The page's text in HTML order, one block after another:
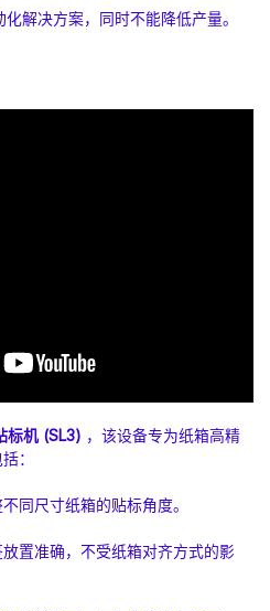
解决方案，同时不能降低产量。
标机 (SL3) ，该设备专为纸箱高精
：
同尺寸纸箱的贴标角度。
置准确，不受纸箱对齐方式的影